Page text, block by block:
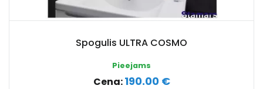
Spogulis ULTRA COSMO
Pieejams
Cena:190.00 €